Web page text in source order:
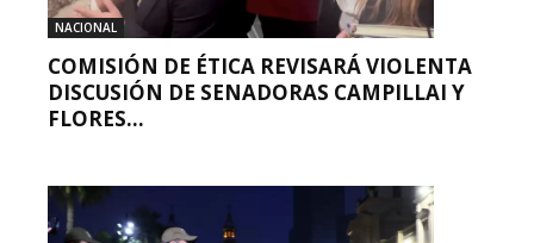
NACIONAL
COMISIÓN DE ÉTICA REVISARÁ VIOLENTA
DISCUSIÓN DE SENADORAS CAMPILLAI Y
FLORES...